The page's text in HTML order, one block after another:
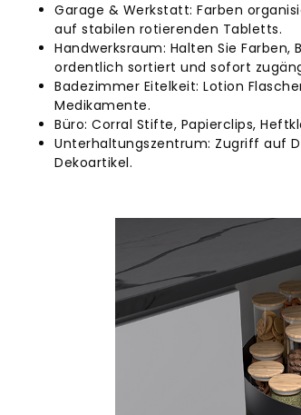
Garage & Werkstatt: Farben
auf stabilen rotierenden Tabletts.
Handwerksraum: Halten Sie
ordentlich sortiert und sofort
Badezimmer Eitelkeit: Lotion
Medikamente.
Büro: Corral Stifte, Papierclips,
Unterhaltungszentrum: Zugriff auf
Dekoartikel.